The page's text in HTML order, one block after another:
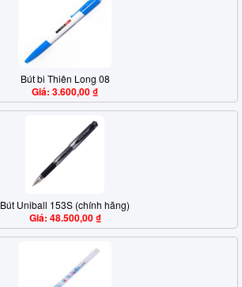
Bút bi Thiên Long 08
Giá: 3.600,00 ₫
Bút Uniball 153S (chính hãng)
Giá: 48.500,00 ₫